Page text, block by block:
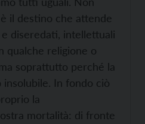
il destino che attende
diseredati, intellettuali
qualche religione o
soprattutto perché la
In fondo ciò
la
mortalità: di fronte